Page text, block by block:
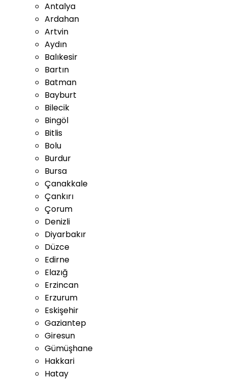
Antalya
Ardahan
Artvin
Aydın
Balıkesir
Bartın
Batman
Bayburt
Bilecik
Bingöl
Bitlis
Bolu
Burdur
Bursa
Çanakkale
Çankırı
Çorum
Denizli
Diyarbakır
Düzce
Edirne
Elazığ
Erzincan
Erzurum
Eskişehir
Gaziantep
Giresun
Gümüşhane
Hakkari
Hatay